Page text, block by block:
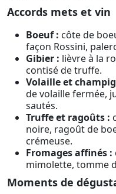
Accords mets et vin
Boeuf : côte de
façon Rossini,
Gibier : lièvre à la
contisé de truffe.
Volaille et
de volaille fermée,
sautés.
Truffe et ragoûts :
noire, ragoût de
crémeuse.
Fromages affinés :
mimolette, tomme
Moments de